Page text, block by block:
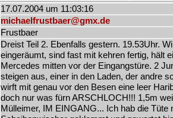
17.07.2004 um 11:03:16
michaelfrustbaer@gmx.de
Frustbaer
Dreist Teil 2. Ebenfalls gestern. 19.53Uhr.
eingeräumt, sind fast mit kehren fertig, hält
Mercedes mitten vor der Eingangstüre. 2
steigen aus, einer in den Laden, der andre
wirft mit genau vor den Besen eine leer
doch nur was fürn ARSCHLOCH!!! 1,5m
Mülleimer, IM EINGANG... Ich hab die Tüte